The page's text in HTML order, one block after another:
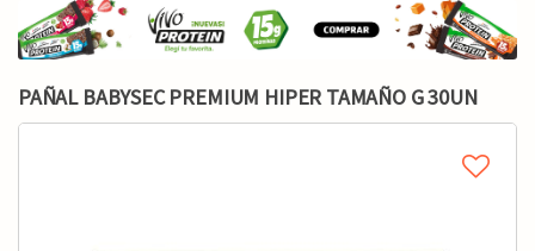
PAÑAL BABYSEC PREMIUM HIPER TAMAÑO G 30UN